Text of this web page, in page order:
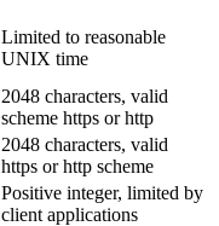
Limited to reasonable
UNIX time
2048 characters, valid
scheme https or http
2048 characters, valid
https or http scheme
Positive integer, limited by
client applications